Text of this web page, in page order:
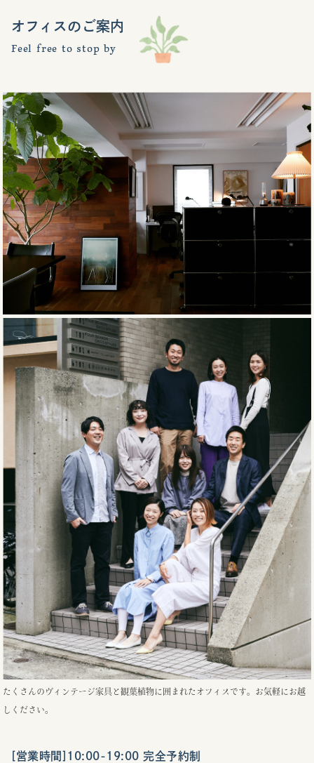
オフィスのご案内
Feel free to stop by
たくさんのヴィンテージ家具と観葉植物に囲まれたオフィスです。お気軽にお越
しください。
[営業時間]10:00-19:00 完全予約制